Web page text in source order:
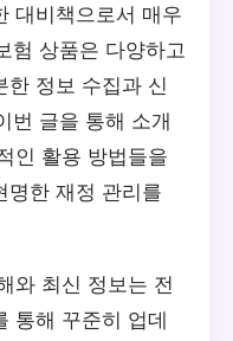
대비책으로서 매우
험 상품은 다양하고
한 정보 수집과 신
번 글을 통해 소개
인 활용 방법들을
명한 재정 관리를
와 최신 정보는 전
통해 꾸준히 업데